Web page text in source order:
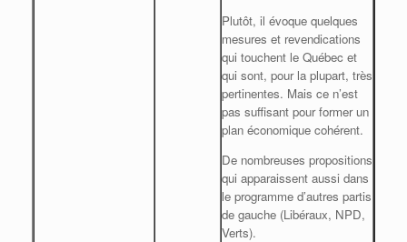
Plutôt, il évoque quelques
mesures et revendications
qui touchent le Québec et
qui sont, pour la plupart, très
pertinentes. Mais ce n’est
pas suffisant pour former un
plan économique cohérent.
De nombreuses propositions
qui apparaissent aussi dans
le programme d’autres partis
de gauche (Libéraux, NPD,
Verts).